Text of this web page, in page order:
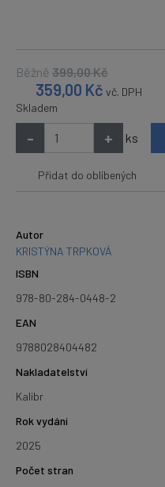
Běžně 399,00Kč
359,00 Kč vč. DPH
Skladem
- + ks
Přidat do oblíbených
Autor
KRISTÝNA TRPKOVÁ
ISBN
978-80-284-0448-2
EAN
9788028404482
Nakladatelství
Kalibr
Rok vydání
2025
Počet stran